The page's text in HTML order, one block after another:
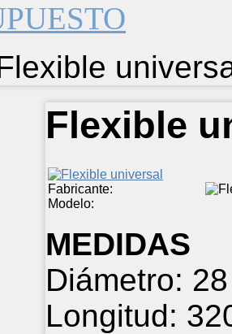
Flexible
Fabricante:
Modelo:
MEDIDAS
Diámetro:
Longitud: